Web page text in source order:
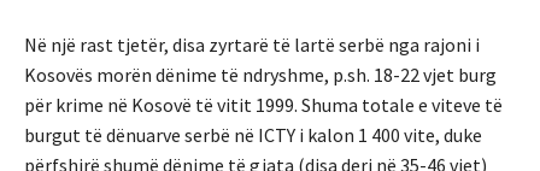
Në një rast tjetër, disa zyrtarë të lartë serbë nga rajoni i
Kosovës morën dënime të ndryshme, p.sh. 18-22 vjet burg
për krime në Kosovë të vitit 1999. Shuma totale e viteve të
burgut të dënuarve serbë në ICTY i kalon 1 400 vite, duke
përfshirë shumë dënime të gjata (disa deri në 35-46 vjet)